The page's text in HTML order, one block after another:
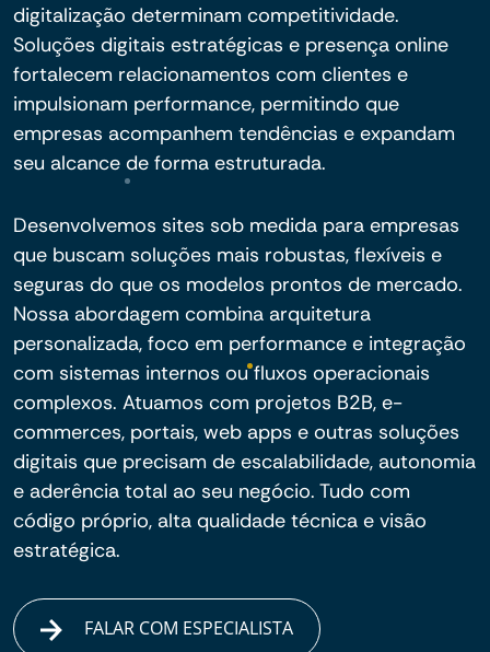
digitalização determinam competitividade.
Soluções digitais estratégicas e presença online
fortalecem relacionamentos com clientes e
impulsionam performance, permitindo que
empresas acompanhem tendências e expandam
seu alcance de forma estruturada.
Desenvolvemos sites sob medida para empresas
que buscam soluções mais robustas, flexíveis e
seguras do que os modelos prontos de mercado.
Nossa abordagem combina arquitetura
personalizada, foco em performance e integração
com sistemas internos ou fluxos operacionais
complexos. Atuamos com projetos B2B, e-
commerces, portais, web apps e outras soluções
digitais que precisam de escalabilidade, autonomia
e aderência total ao seu negócio. Tudo com
código próprio, alta qualidade técnica e visão
estratégica.
FALAR COM ESPECIALISTA